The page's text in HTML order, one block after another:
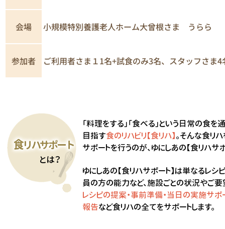
会場 小規模特別養護老人ホーム大曾根さま うらら
参加者 ご利用者さま１1名+試食のみ3名、スタッフさま4